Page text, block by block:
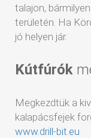
talajon,
területén. Ha
jó helyen jár.
Kútfúrók
Megkezdtük a
kalapácsfejek
www.drill-bit.eu